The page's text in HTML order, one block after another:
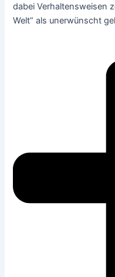
dabei Verhaltensweisen
Welt” als unerwünscht